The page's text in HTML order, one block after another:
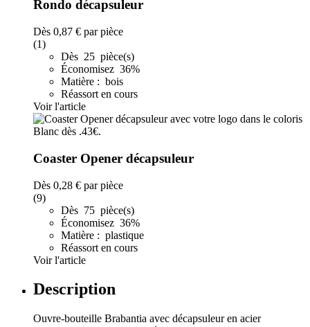
Rondo décapsuleur
Dès 0,87 € par pièce
(1)
Dès 25 pièce(s)
Économisez 36%
Matière : bois
Réassort en cours
Voir l'article
Coaster Opener décapsuleur
Dès 0,28 € par pièce
(9)
Dès 75 pièce(s)
Économisez 36%
Matière : plastique
Réassort en cours
Voir l'article
Description
Ouvre-bouteille Brabantia avec décapsuleur en acier